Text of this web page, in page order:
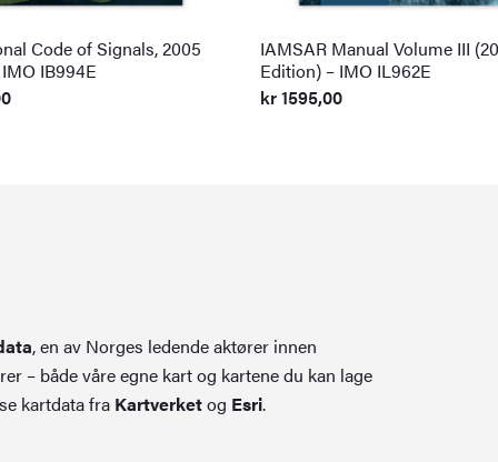
Code of Signals, 2005
IB994E
IAMSAR Manual Volume III
Edition) – IMO IL962E
kr1595,00
, en av Norges ledende aktører innen
– både våre egne kart og kartene du kan lage
kartdata fra Kartverketog Esri.